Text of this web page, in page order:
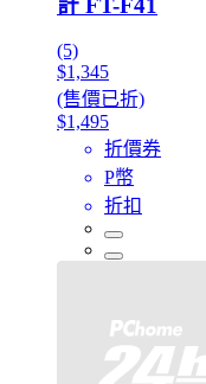
(5)
$1,345
(售價已折)
$1,495
折價券
P幣
折扣